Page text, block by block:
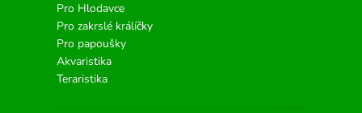
Pro Hlodavce
Pro zakrslé králíčky
Pro papoušky
Akvaristika
Teraristika